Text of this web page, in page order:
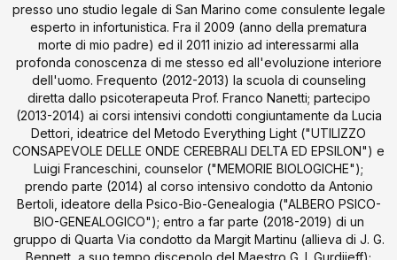
presso uno studio legale di San Marino come consulente legale
esperto in infortunistica. Fra il 2009 (anno della prematura
morte di mio padre) ed il 2011 inizio ad interessarmi alla
profonda conoscenza di me stesso ed all'evoluzione interiore
dell'uomo. Frequento (2012-2013) la scuola di counseling
diretta dallo psicoterapeuta Prof. Franco Nanetti; partecipo
(2013-2014) ai corsi intensivi condotti congiuntamente da Lucia
Dettori, ideatrice del Metodo Everything Light ("UTILIZZO
CONSAPEVOLE DELLE ONDE CEREBRALI DELTA ED EPSILON") e
Luigi Franceschini, counselor ("MEMORIE BIOLOGICHE");
prendo parte (2014) al corso intensivo condotto da Antonio
Bertoli, ideatore della Psico-Bio-Genealogia ("ALBERO PSICO-
BIO-GENEALOGICO"); entro a far parte (2018-2019) di un
gruppo di Quarta Via condotto da Margit Martinu (allieva di J. G.
Bennett, a suo tempo discepolo del Maestro G. I. Gurdjieff);